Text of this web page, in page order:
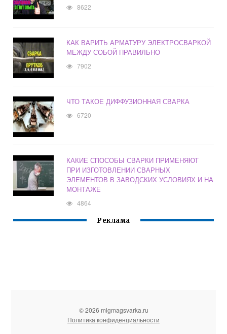
8622
КАК ВАРИТЬ АРМАТУРУ ЭЛЕКТРОСВАРКОЙ
МЕЖДУ СОБОЙ ПРАВИЛЬНО
7902
ЧТО ТАКОЕ ДИФФУЗИОННАЯ СВАРКА
6720
КАКИЕ СПОСОБЫ СВАРКИ ПРИМЕНЯЮТ
ПРИ ИЗГОТОВЛЕНИИ СВАРНЫХ
ЭЛЕМЕНТОВ В ЗАВОДСКИХ УСЛОВИЯХ И НА
МОНТАЖЕ
4864
Реклама
© 2026 migmagsvarka.ru
Политика конфиденциальности